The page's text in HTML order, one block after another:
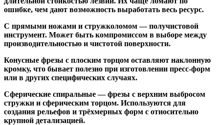
ошибке, чем дают возможность выработать весь ресурс.
С прямыми ножами и стружколомом— получистовой
инструмент. Может быть компромиссом в выборе между
производительностью и чистотой поверхности.
Конусные фрезы с плоским торцом оставляют наклонную
кромку, что бывает полезно при изготовлении пресс-форм
или в других специфических случаях.
Сферические спиральные— фрезы с верхним выбросом
стружки и сферическим торцом. Используются для
создания рельефов и трёхмерных форм с относительно
крупной детализацией.